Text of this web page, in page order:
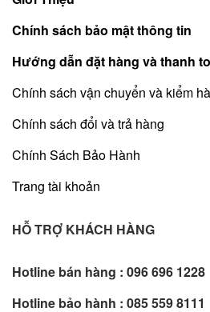
Chính sách bảo mật thông tin
Hướng dẫn đặt hàng và thanh
Chính sách vận chuyển và kiểm
Chính sách đổi và trả hàng
Chính Sách Bảo Hành
Trang tài khoản
HỖ TRỢ KHÁCH HÀNG
Hotline bán hàng : 096 696 1228
Hotline bảo hành : 085 559 8111